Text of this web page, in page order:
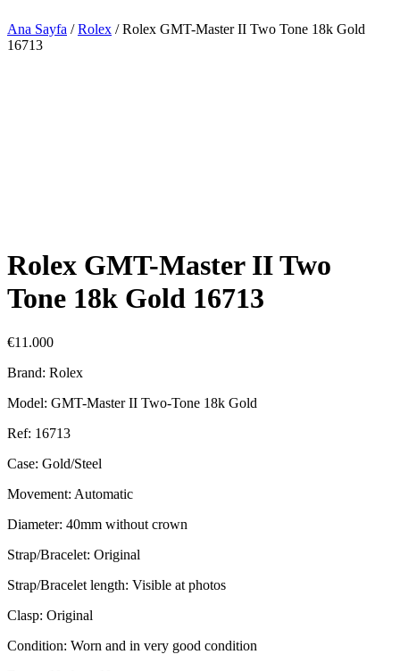
Ana Sayfa /Rolex / Rolex GMT-Master II Two Tone 18k Gold
16713
Rolex GMT-Master II Two
Tone 18k Gold 16713
€11.000
Brand: Rolex
Model: GMT-Master II Two-Tone 18k Gold
Ref: 16713
Case: Gold/Steel
Movement: Automatic
Diameter: 40mm without crown
Strap/Bracelet: Original
Strap/Bracelet length: Visible at photos
Clasp: Original
Condition: Worn and in very good condition